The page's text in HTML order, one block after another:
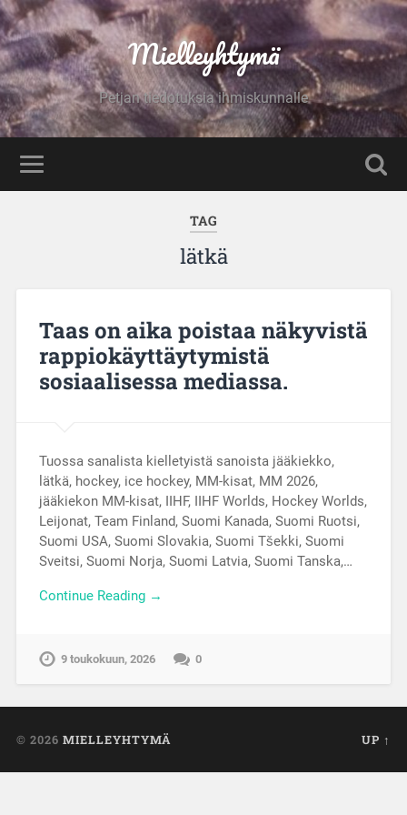
Mielleyhtymä
Petjan tiedotuksia ihmiskunnalle
TAG
lätkä
Taas on aika poistaa näkyvistä
rappiokäyttäytymistä
sosiaalisessa mediassa.
Tuossa sanalista kielletyistä sanoista jääkiekko,
lätkä, hockey, ice hockey, MM-kisat, MM 2026,
jääkiekon MM-kisat, IIHF, IIHF Worlds, Hockey Worlds,
Leijonat, Team Finland, Suomi Kanada, Suomi Ruotsi,
Suomi USA, Suomi Slovakia, Suomi Tšekki, Suomi
Sveitsi, Suomi Norja, Suomi Latvia, Suomi Tanska,…
Continue Reading →
9 toukokuun, 2026 0
© 2026 MIELLEYHTYMÄ UP ↑